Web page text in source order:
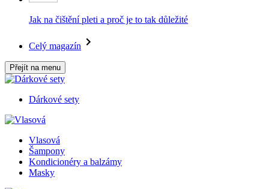
Jak na čištění pleti a proč je to tak důležité
Celý magazín
Přejít na menu
Dárkové sety
Vlasová
Šampony
Kondicionéry a balzámy
Masky